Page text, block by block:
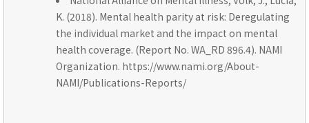
K. (2018). Mental health parity at risk: Deregulating
the individual market and the impact on mental
health coverage. (Report No. WA_RD 896.4). NAMI
Organization. https://www.nami.org/About-
NAMI/Publications-Reports/